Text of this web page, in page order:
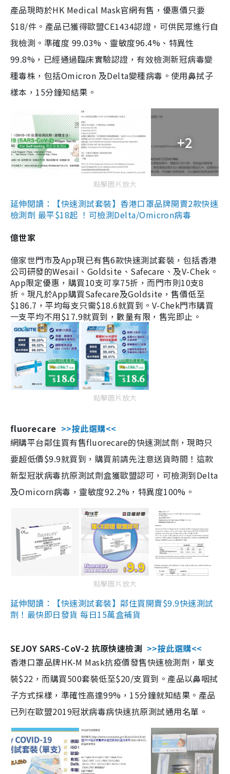
產品現時於HK Medical Mask官網有售，優惠價只要
$18/件。產品已獲得歐盟CE1434認證，可供民眾進行自
我檢測。準確度 99.03%、靈敏度96.4%、特異性
99.8%，已經通過臨床實驗認證，有效檢測新冠病毒變
種毒株，包括Omicron 及Delta變種病毒。使用鼻拭子
樣本，15分鐘知結果。
+2
點擊圖片放大
延伸閱讀：【快速測試套裝】香港口罩品牌開賣2款快速
檢測劑 最平$18起 ！可檢測Delta/Omicron病毒
億世家
億家世門市及App現已有售6款快速測試套裝，包括香港
公司研發的Wesail、Goldsite、Safecare、及V-Chek。
App限定優惠，購買10支可享75折，而門市則10支8
折。現凡於App購買Safecare及Goldsite，售價低至
$186.7，平均每支只需$18.6就買到。V-Chek門市購買
一支平均不用$17.9就買到，數量有限，售完即止。
點擊圖片放大
fluorecare >>按此選購<<
網購平台鄰住買有售fluorecare的快速測試劑，現時只
要超低價$9.9就買到，購買前請先注意送貨時間！這款
新型冠狀病毒抗原測試劑盒獲歐盟認可，可檢測到Delta
及Omicorn病毒，靈敏度92.2%，特異度100%。
點擊圖片放大
延伸閱讀：【快速測試套裝】鄰住買開賣$9.9快速測試
劑！最快即日發貨 每日15萬盒補貨
SEJOY SARS-CoV-2 抗原快速檢測 >>按此選購<<
香港口罩品牌HK-M Mask抗疫價發售快速檢測劑，單支
裝$22，而購買500套裝低至$20/支買到。產品以鼻咽拭
子方式採樣，準確性高達99%，15分鐘就知結果。產品
已列在歐盟2019冠狀病毒病快速抗原測試通用名單。